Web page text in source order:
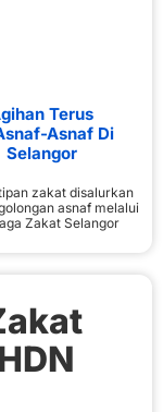
Terus
Asnaf Di
Selangor
zakat disalurkan
asnaf melalui
Zakat Selangor